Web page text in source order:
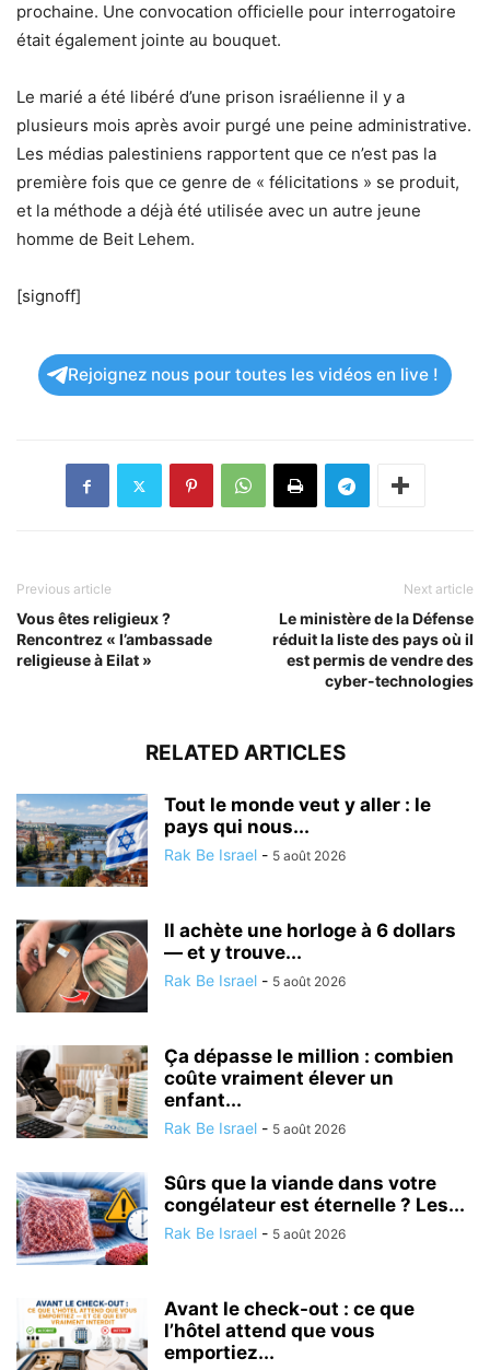
prochaine. Une convocation officielle pour interrogatoire
était également jointe au bouquet.
Le marié a été libéré d’une prison israélienne il y a
plusieurs mois après avoir purgé une peine administrative.
Les médias palestiniens rapportent que ce n’est pas la
première fois que ce genre de « félicitations » se produit,
et la méthode a déjà été utilisée avec un autre jeune
homme de Beit Lehem.
[signoff]
Rejoignez nous pour toutes les vidéos en live !
Previous article
Vous êtes religieux ?
Rencontrez « l’ambassade
religieuse à Eilat »
Next article
Le ministère de la Défense
réduit la liste des pays où il
est permis de vendre des
cyber-technologies
RELATED ARTICLES
Tout le monde veut y aller : le
pays qui nous...
Rak Be Israel - 5 août 2026
Il achète une horloge à 6 dollars
— et y trouve...
Rak Be Israel - 5 août 2026
Ça dépasse le million : combien
coûte vraiment élever un
enfant...
Rak Be Israel - 5 août 2026
Sûrs que la viande dans votre
congélateur est éternelle ? Les...
Rak Be Israel - 5 août 2026
Avant le check-out : ce que
l’hôtel attend que vous
emportiez...